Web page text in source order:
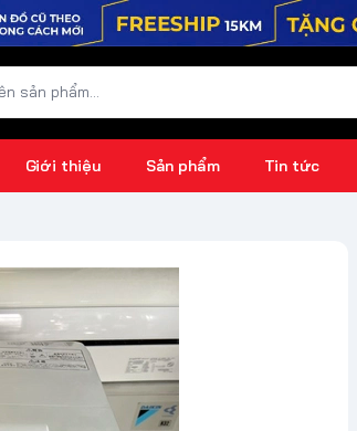
Giới thiệu Sản phẩm Tin tức